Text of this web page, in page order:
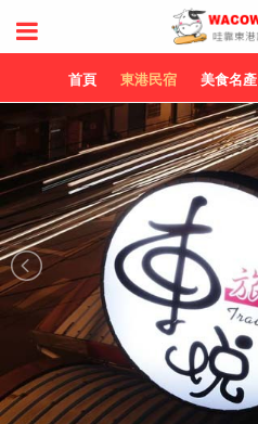
首頁 東港民宿 美食名產